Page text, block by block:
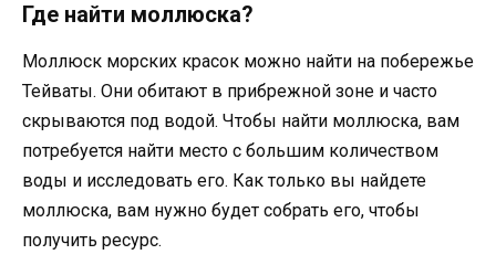
Где найти моллюска?
Моллюск морских красок можно найти на побережье
Тейваты. Они обитают в прибрежной зоне и часто
скрываются под водой. Чтобы найти моллюска, вам
потребуется найти место с большим количеством
воды и исследовать его. Как только вы найдете
моллюска, вам нужно будет собрать его, чтобы
получить ресурс.